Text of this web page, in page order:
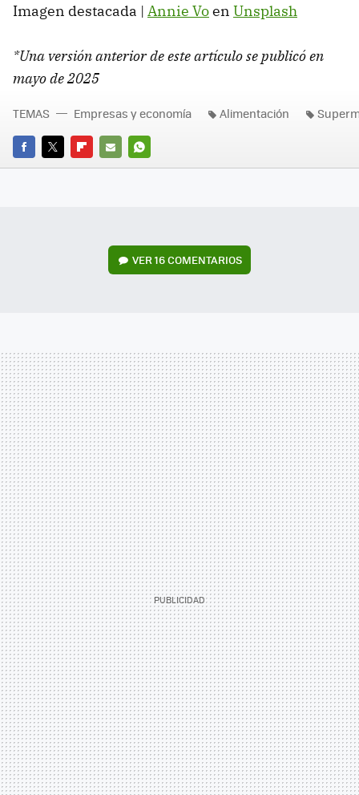
Imagen destacada | Annie Voen Unsplash
*Una versión anterior de este artículo se publicó en
mayo de 2025
FACEBOOK
TWITTERFLIPBOARD
E-
WHATSAPP
TEMAS Empresas y economía Alimentación
VER16 COMENTARIOS